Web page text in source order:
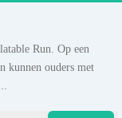
Run. Op een
kunnen ouders met